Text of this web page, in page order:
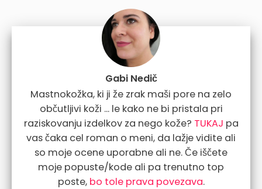
Gabi Nedič
Mastnokožka, ki ji že zrak maši pore na zelo
občutljivi koži ... le kako ne bi pristala pri
raziskovanju izdelkov za nego kože? TUKAJ pa
vas čaka cel roman o meni, da lažje vidite ali
so moje ocene uporabne ali ne. Če iščete
moje popuste/kode ali pa trenutno top
poste, bo tole prava povezava.